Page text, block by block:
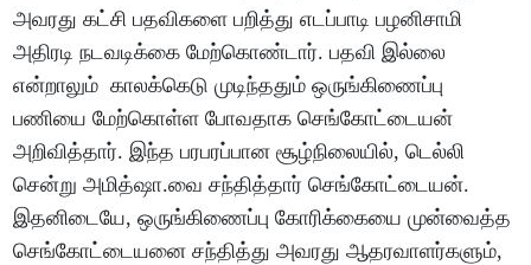
அவரது கட்சி பதவிகளை பறித்து எடப்பாடி பழனிசாமி
அதிரடி நடவடிக்கை மேற்கொண்டார். பதவி இல்லை
என்றாலும் காலக்கெடு முடிந்ததும் ஒருங்கிணைப்பு
பணியை மேற்கொள்ள போவதாக செங்கோட்டையன்
அறிவித்தார். இந்த பரபரப்பான சூழ்நிலையில், டெல்லி
சென்று அமித்ஷா.வை சந்தித்தார் செங்கோட்டையன்.
இதனிடையே, ஒருங்கிணைப்பு கோரிக்கையை முன்வைத்த
செங்கோட்டையனை சந்தித்து அவரது ஆதரவாளர்களும்,